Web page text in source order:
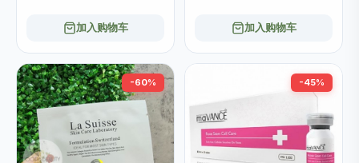
加入购物车 加入购物车
-60% -45%